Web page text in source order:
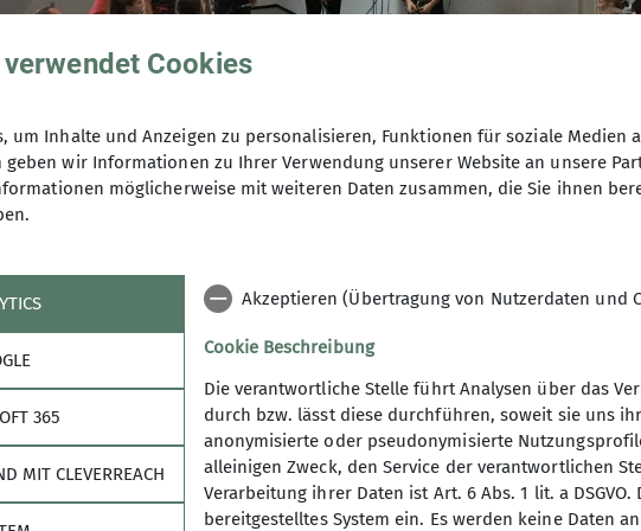
Cookies
um Inhalte und Anzeigen zu personalisieren, Funktionen für soziale
geben wir Informationen zu Ihrer Verwendung unserer Website an unsere
möglicherweise mit weiteren Daten zusammen, die Sie ihnen
365
MIT CLEVERREACH
Akzeptieren (Übertragung von Nutzerdaten und
Cookie Beschreibung
Die verantwortliche Stelle führt Analysen über das
durch bzw. lässt diese durchführen, soweit sie uns
anonymisierte oder pseudonymisierte
alleinigen Zweck, den Service der verantwortlichen
Verarbeitung ihrer Daten ist Art. 6 Abs. 1 lit. a
bereitgestelltes System ein. Es werden keine Daten